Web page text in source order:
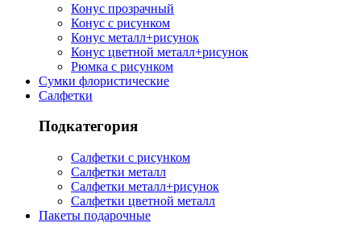
Конус прозрачный
Конус с рисунком
Конус металл+рисунок
Конус цветной металл+рисунок
Рюмка с рисунком
Сумки флористические
Салфетки
Подкатегория
Салфетки с рисунком
Салфетки металл
Салфетки металл+рисунок
Салфетки цветной металл
Пакеты подарочные